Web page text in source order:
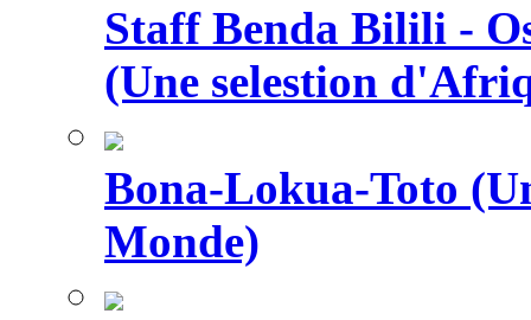
Staff Benda Bilili -
(Une selestion
Bona-Lokua-Toto
Monde)